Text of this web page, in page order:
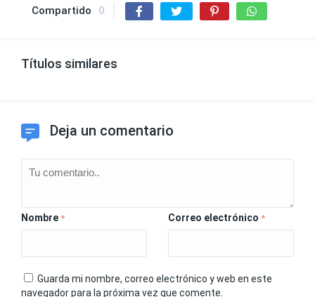
Compartido 0
Títulos similares
Deja un comentario
Nombre * Correo electrónico *
Guarda mi nombre, correo electrónico y web en este
navegador para la próxima vez que comente.